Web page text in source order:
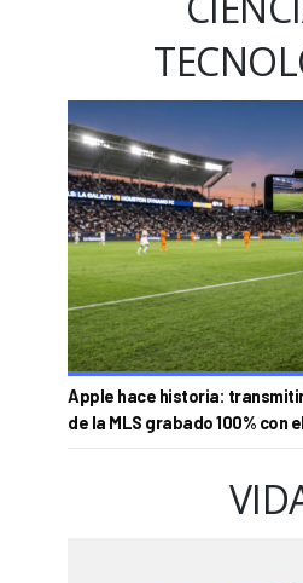
Apple hace historia:
de la MLS grabado 100% con